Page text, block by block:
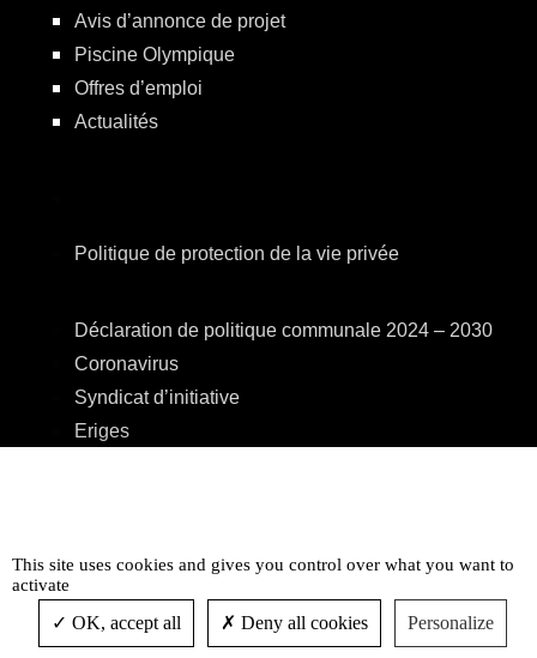
Avis d’annonce de projet
Piscine Olympique
Offres d’emploi
Actualités
Politique de protection de la vie privée
Déclaration de politique communale 2024 – 2030
Coronavirus
Syndicat d’initiative
Eriges
Accessibilité
This site uses cookies and gives you control over what you want to
activate
OK, accept all Deny all cookies Personalize